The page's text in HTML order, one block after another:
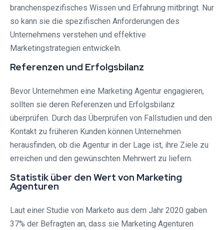
branchenspezifisches Wissen und Erfahrung mitbringt. Nur
so kann sie die spezifischen Anforderungen des
Unternehmens verstehen und effektive
Marketingstrategien entwickeln.
Referenzen und Erfolgsbilanz
Bevor Unternehmen eine Marketing Agentur engagieren,
sollten sie deren Referenzen und Erfolgsbilanz
überprüfen. Durch das Überprüfen von Fallstudien und den
Kontakt zu früheren Kunden können Unternehmen
herausfinden, ob die Agentur in der Lage ist, ihre Ziele zu
erreichen und den gewünschten Mehrwert zu liefern.
Statistik über den Wert von Marketing
Agenturen
Laut einer Studie von Marketo aus dem Jahr 2020 gaben
37% der Befragten an, dass sie Marketing Agenturen